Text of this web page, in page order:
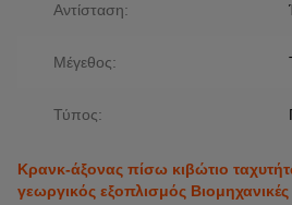
Αντίσταση:
Μέγεθος:
Τύπος:
Κρανκ-άξονας πίσω κιβώτιο
γεωργικός εξοπλισμός